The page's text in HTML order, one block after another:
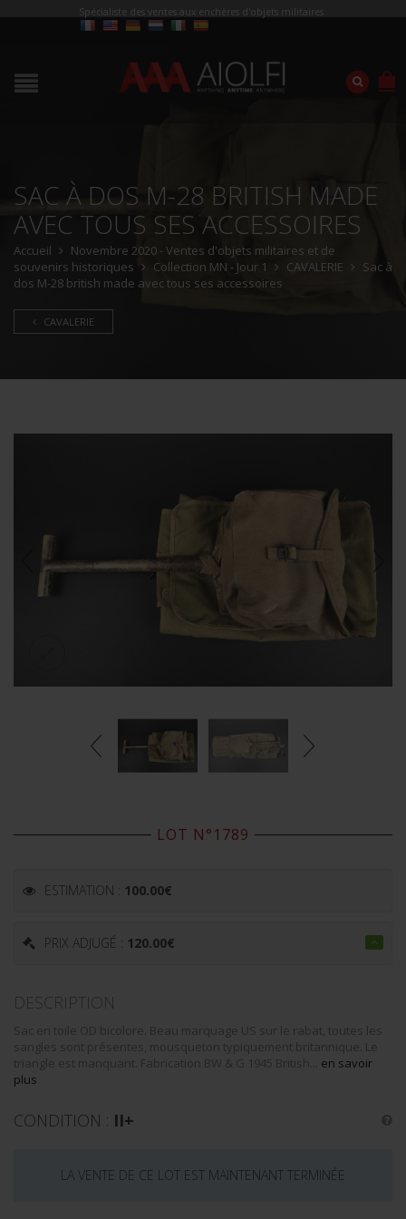
Spécialiste des ventes aux enchères d'objets militaires
SAC À DOS M-28 BRITISH MADE
AVEC TOUS SES ACCESSOIRES
Accueil
Novembre 2020 - Ventes d'objets militaires et de
souvenirs historiques
Collection MN - Jour 1 CAVALERIE
Sac à
dos M-28 british made avec tous ses accessoires
CAVALERIE
LOT N°1789
ESTIMATION : 100.00€
PRIX ADJUGÉ : 120.00€
DESCRIPTION
Sac en toile OD bicolore. Beau marquage US sur le rabat, toutes les
sangles sont présentes, mousqueton typiquement britannique. Le
triangle est manquant. Fabrication BW & G 1945 British... en savoir
plus
CONDITION : II+
LA VENTE DE CE LOT EST MAINTENANT TERMINÉE